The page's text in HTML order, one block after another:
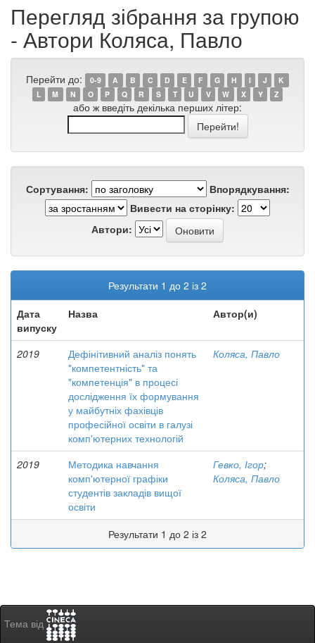
Перегляд зібрання за групою
- Автори Коляса, Павло
Перейти до: 0-9 A B C D E F G H I J
K
L
M N O P Q R S T U V W X Y Z
або ж введіть декілька перших літер:
Сортування:
Впорядкування:
Вивести на сторінку:
Автори:
Результати 1 до 2 із 2
Дата
випуску
Назва Автор(и)
2019
Дефінітивний аналіз понять
"компетентність" та
"компетенція" в процесі
дослідження їх формування
у майбутніх фахівців
професійної освіти в галузі
комп'ютерних технологій
Коляса, Павло
2019
Методика навчання
комп'ютерної графіки
студентів закладів вищої
освіти
Гевко, Ігор;
Коляса, Павло
Результати 1 до 2 із 2
Тема від